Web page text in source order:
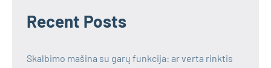
Recent Posts
Skalbimo mašina su garų funkcija: ar verta rinktis